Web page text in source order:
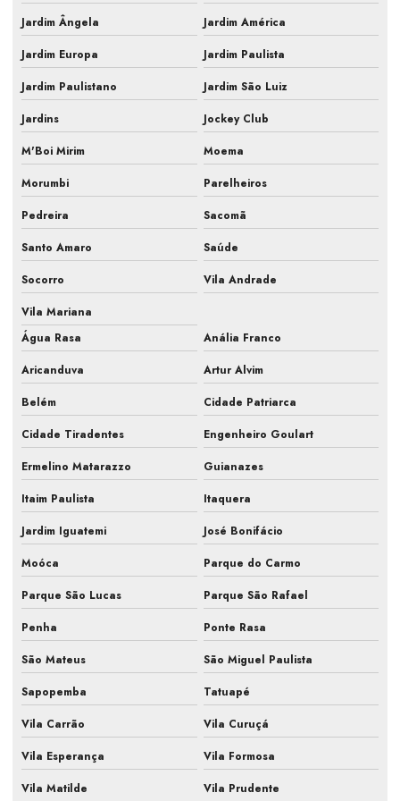
Laudo pmoc ar condicionado
Laudo técnico pmoc
Limpeza e manutenção de ar condicionado
Limpeza e manutenção de ar condicionado split
Manutenção de ar condicionado central
Manutenção de ar condicionado comercial
Manutenção de ar condicionado empresarial
Manutenção de ar condicionado para empresas
Manutenção de ar condicionado industrial
Manutenção de ar condicionado laboratório
Manutenção de ar condicionado pmoc
Manutenção de ar condicionado preço
Manutenção de ar condicionado quanto custa
Manutenção de ar condicionado são paulo
Manutenção de ar condicionado sp
Manutenção de ar condicionado split
Manutenção em centrais de ar condicionado
Manutenção corretiva pmoc em ar condicionado
Manutenção do sistema de climatização
Manutenção e limpeza de ar condicionado
Manutenção periódica ar condicionado
Jardim Ângela
Jardim América
Jardim Europa
Jardim Paulista
Jardim Paulistano
Jardim São Luiz
Jardins
Jockey Club
M'Boi Mirim
Moema
Morumbi
Parelheiros
Pedreira
Sacomã
Santo Amaro
Saúde
Socorro
Vila Andrade
Vila Mariana
Água Rasa
Anália Franco
Aricanduva
Artur Alvim
Belém
Cidade Patriarca
Cidade Tiradentes
Engenheiro Goulart
Ermelino Matarazzo
Guianazes
Itaim Paulista
Itaquera
Jardim Iguatemi
José Bonifácio
Moóca
Parque do Carmo
Parque São Lucas
Parque São Rafael
Penha
Ponte Rasa
São Mateus
São Miguel Paulista
Sapopemba
Tatuapé
Vila Carrão
Vila Curuçá
Vila Esperança
Vila Formosa
Vila Matilde
Vila Prudente